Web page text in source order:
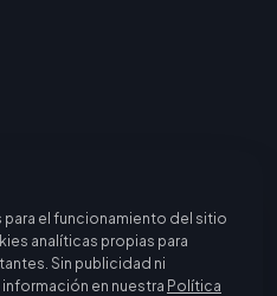
el funcionamiento del sitio
analíticas propias para
Sin publicidad ni
en nuestra Política
PARA CENTROS Y